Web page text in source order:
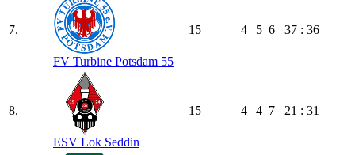
7.
FV Turbine Potsdam 55
15 4 5 6 37 : 36
8.
ESV Lok Seddin
15 4 4 7 21 : 31